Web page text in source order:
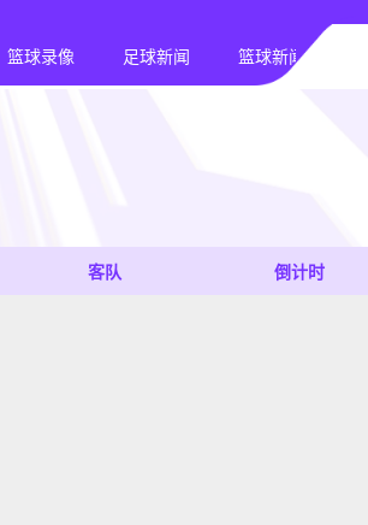
篮球录像 足球新闻 篮球新闻
客队 倒计时